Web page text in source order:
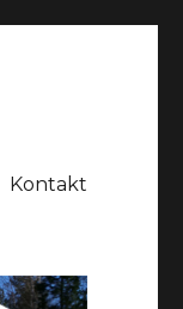
Kontakt